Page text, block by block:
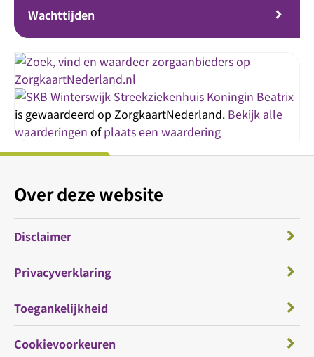
Wachttijden
Streekziekenhuis Koningin Beatrix
is gewaardeerd op ZorgkaartNederland. Bekijk alle
waarderingen ofplaats een waardering
Over deze website
Disclaimer
Privacyverklaring
Toegankelijkheid
Cookievoorkeuren